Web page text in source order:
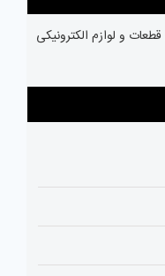
قطعات و لوازم الکترونیکی